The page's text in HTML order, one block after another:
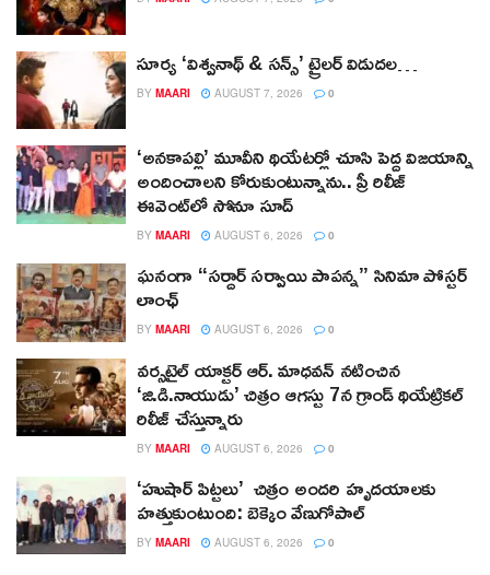
సూర్య ‘విశ్వనాథ్ & సన్స్’ ట్రైలర్ విడుదల…
BY MAARI AUGUST 7, 2026 0
‘అనకాపల్లి’ మూవీని థియేటర్లో చూసి పెద్ద విజయాన్ని
అందించాలని కోరుకుంటున్నాను.. ప్రీ రిలీజ్
ఈవెంట్‌లో సోనూ సూద్
BY MAARI AUGUST 6, 2026 0
ఘనంగా “సర్దార్ సర్వాయి పాపన్న” సినిమా పోస్టర్
లాంఛ్
BY MAARI AUGUST 6, 2026 0
వర్సటైల్ యాక్టర్ ఆర్‌. మాధవన్‌ నటించిన
‘జి.డి.నాయుడు’ చిత్రం ఆగస్టు 7న గ్రాండ్ థియేట్రికల్
రిలీజ్ చేస్తున్నారు
BY MAARI AUGUST 6, 2026 0
‘హుషార్‌ పిట్టలు’ చిత్రం అందరి హృదయాలకు
హత్తుకుంటుంది: బెక్కెం వేణుగోపాల్‌
BY MAARI AUGUST 6, 2026 0